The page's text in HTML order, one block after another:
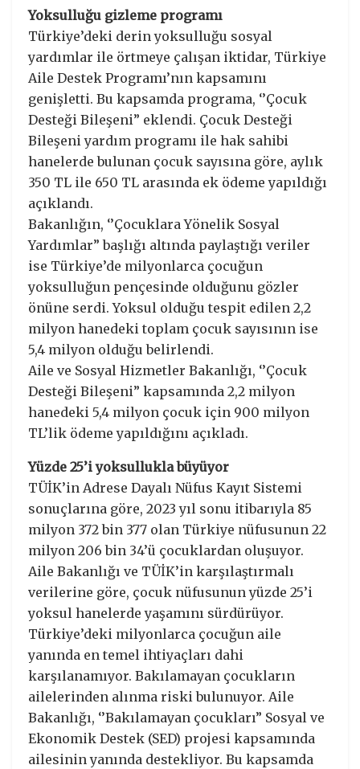
Yoksulluğu gizleme programı
Türkiye’deki derin yoksulluğu sosyal
yardımlar ile örtmeye çalışan iktidar, Türkiye
Aile Destek Programı’nın kapsamını
genişletti. Bu kapsamda programa, ‘’Çocuk
Desteği Bileşeni” eklendi. Çocuk Desteği
Bileşeni yardım programı ile hak sahibi
hanelerde bulunan çocuk sayısına göre, aylık
350 TL ile 650 TL arasında ek ödeme yapıldığı
açıklandı.
Bakanlığın, ‘’Çocuklara Yönelik Sosyal
Yardımlar” başlığı altında paylaştığı veriler
ise Türkiye’de milyonlarca çocuğun
yoksulluğun pençesinde olduğunu gözler
önüne serdi. Yoksul olduğu tespit edilen 2,2
milyon hanedeki toplam çocuk sayısının ise
5,4 milyon olduğu belirlendi.
Aile ve Sosyal Hizmetler Bakanlığı, ‘’Çocuk
Desteği Bileşeni” kapsamında 2,2 milyon
hanedeki 5,4 milyon çocuk için 900 milyon
TL’lik ödeme yapıldığını açıkladı.
Yüzde 25’i yoksullukla büyüyor
TÜİK’in Adrese Dayalı Nüfus Kayıt Sistemi
sonuçlarına göre, 2023 yıl sonu itibarıyla 85
milyon 372 bin 377 olan Türkiye nüfusunun 22
milyon 206 bin 34’ü çocuklardan oluşuyor.
Aile Bakanlığı ve TÜİK’in karşılaştırmalı
verilerine göre, çocuk nüfusunun yüzde 25’i
yoksul hanelerde yaşamını sürdürüyor.
Türkiye’deki milyonlarca çocuğun aile
yanında en temel ihtiyaçları dahi
karşılanamıyor. Bakılamayan çocukların
ailelerinden alınma riski bulunuyor. Aile
Bakanlığı, ‘’Bakılamayan çocukları” Sosyal ve
Ekonomik Destek (SED) projesi kapsamında
ailesinin yanında destekliyor. Bu kapsamda